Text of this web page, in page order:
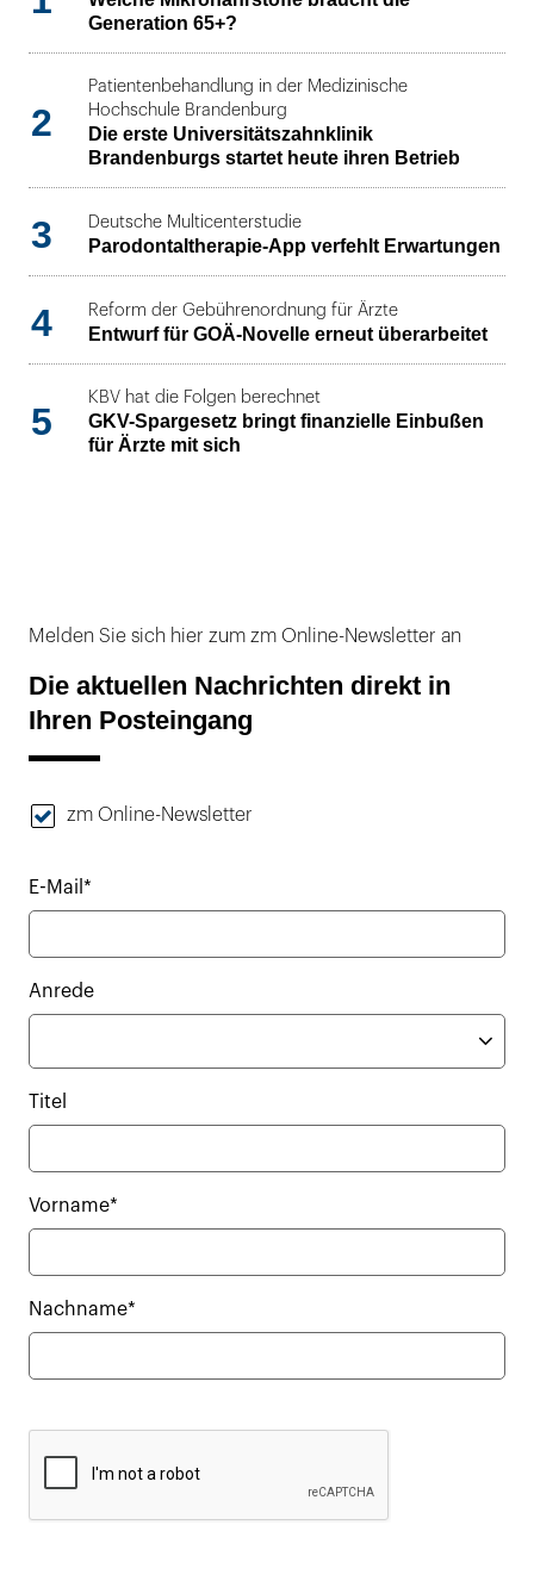
Generation 65+?
2
Patientenbehandlung in der Medizinische
Hochschule Brandenburg
Die erste Universitätszahnklinik
Brandenburgs startet heute ihren Betrieb
3 Deutsche Multicenterstudie
Parodontaltherapie-App verfehlt Erwartungen
4 Reform der Gebührenordnung für Ärzte
Entwurf für GOÄ-Novelle erneut überarbeitet
5
KBV hat die Folgen berechnet
GKV-Spargesetz bringt finanzielle Einbußen
für Ärzte mit sich
Melden Sie sich hier zum zm Online-Newsletter an
Die aktuellen Nachrichten direkt in
Ihren Posteingang
zm Online-Newsletter
E-Mail*
Anrede
Titel
Vorname*
Nachname*